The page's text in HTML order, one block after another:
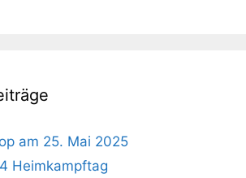
am 25. Mai 2025
Heimkampftag